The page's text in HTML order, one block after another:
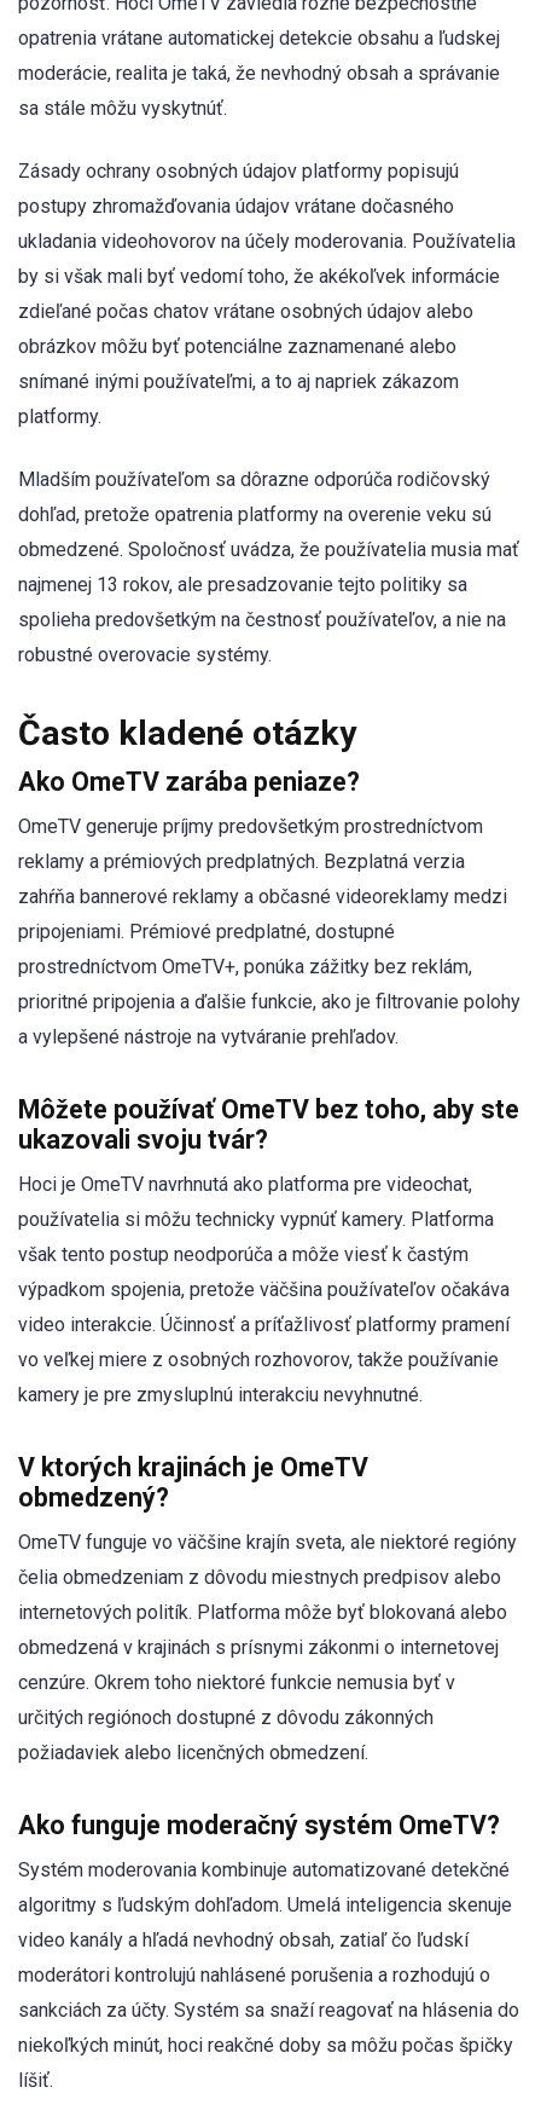
opatrenia vrátane automatickej detekcie obsahu a ľudskej
moderácie, realita je taká, že nevhodný obsah a správanie
sa stále môžu vyskytnúť.
Zásady ochrany osobných údajov platformy popisujú
postupy zhromažďovania údajov vrátane dočasného
ukladania videohovorov na účely moderovania. Používatelia
by si však mali byť vedomí toho, že akékoľvek informácie
zdieľané počas chatov vrátane osobných údajov alebo
obrázkov môžu byť potenciálne zaznamenané alebo
snímané inými používateľmi, a to aj napriek zákazom
platformy.
Mladším používateľom sa dôrazne odporúča rodičovský
dohľad, pretože opatrenia platformy na overenie veku sú
obmedzené. Spoločnosť uvádza, že používatelia musia mať
najmenej 13 rokov, ale presadzovanie tejto politiky sa
spolieha predovšetkým na čestnosť používateľov, a nie na
robustné overovacie systémy.
Často kladené otázky
Ako OmeTV zarába peniaze?
OmeTV generuje príjmy predovšetkým prostredníctvom
reklamy a prémiových predplatných. Bezplatná verzia
zahŕňa bannerové reklamy a občasné videoreklamy medzi
pripojeniami. Prémiové predplatné, dostupné
prostredníctvom OmeTV+, ponúka zážitky bez reklám,
prioritné pripojenia a ďalšie funkcie, ako je filtrovanie polohy
a vylepšené nástroje na vytváranie prehľadov.
Môžete používať OmeTV bez toho, aby ste
ukazovali svoju tvár?
Hoci je OmeTV navrhnutá ako platforma pre videochat,
používatelia si môžu technicky vypnúť kamery. Platforma
však tento postup neodporúča a môže viesť k častým
výpadkom spojenia, pretože väčšina používateľov očakáva
video interakcie. Účinnosť a príťažlivosť platformy pramení
vo veľkej miere z osobných rozhovorov, takže používanie
kamery je pre zmysluplnú interakciu nevyhnutné.
V ktorých krajinách je OmeTV
obmedzený?
OmeTV funguje vo väčšine krajín sveta, ale niektoré regióny
čelia obmedzeniam z dôvodu miestnych predpisov alebo
internetových politík. Platforma môže byť blokovaná alebo
obmedzená v krajinách s prísnymi zákonmi o internetovej
cenzúre. Okrem toho niektoré funkcie nemusia byť v
určitých regiónoch dostupné z dôvodu zákonných
požiadaviek alebo licenčných obmedzení.
Ako funguje moderačný systém OmeTV?
Systém moderovania kombinuje automatizované detekčné
algoritmy s ľudským dohľadom. Umelá inteligencia skenuje
video kanály a hľadá nevhodný obsah, zatiaľ čo ľudskí
moderátori kontrolujú nahlásené porušenia a rozhodujú o
sankciách za účty. Systém sa snaží reagovať na hlásenia do
niekoľkých minút, hoci reakčné doby sa môžu počas špičky
líšiť.